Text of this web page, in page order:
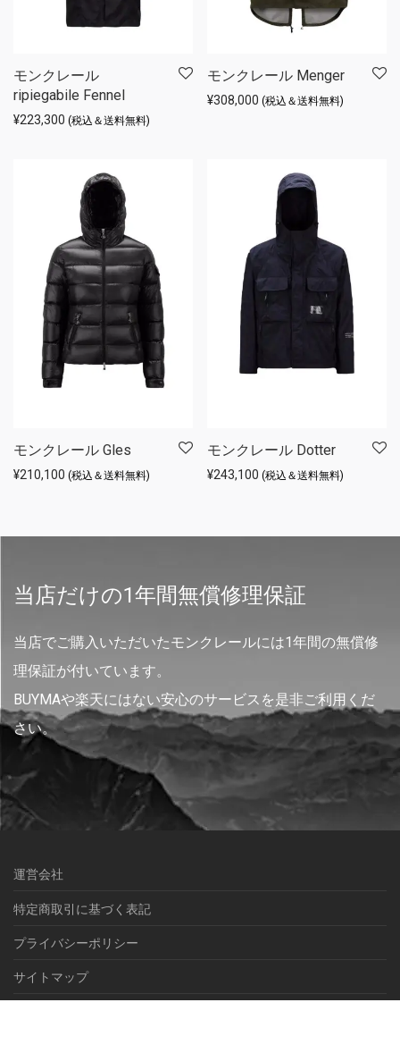
モンクレール
ripiegabile Fennel
¥223,300 (税込＆送料無料)
モンクレール Menger
¥308,000 (税込＆送料無料)
モンクレール Gles
¥210,100 (税込＆送料無料)
モンクレール Dotter
¥243,100 (税込＆送料無料)
当店だけの1年間無償修理保証
当店でご購入いただいたモンクレールには1年間の無償修
理保証が付いています。
BUYMAや楽天にはない安心のサービスを是非ご利用くだ
さい。
運営会社
特定商取引に基づく表記
プライバシーポリシー
サイトマップ